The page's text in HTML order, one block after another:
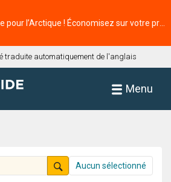
traduite automatiquement de l'anglais
Menu
Aucun sélectionné